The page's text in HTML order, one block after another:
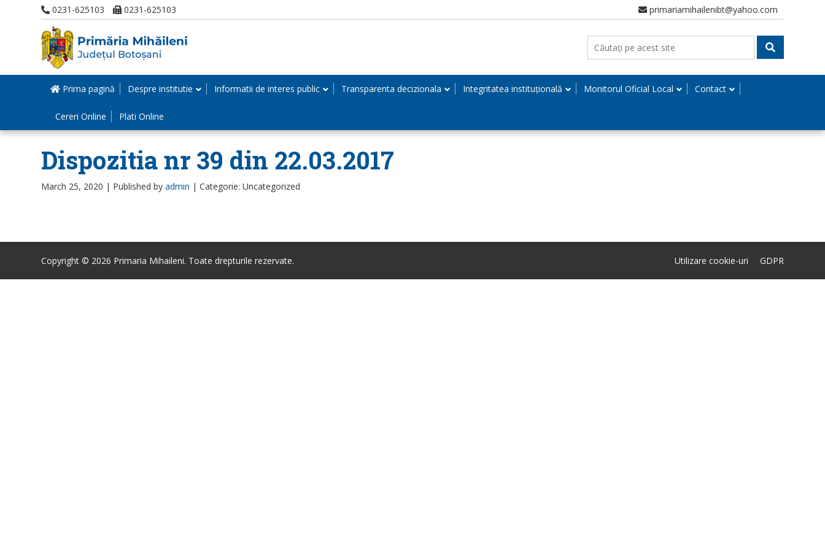
0231-625103 0231-625103 primariamihailenibt@yahoo.com
Prima pagină Despre institutie Informatii de interes public Transparenta decizionala Integritatea instituțională Monitorul Oficial Local Contact
Cereri Online Plati Online
Dispozitia nr 39 din 22.03.2017
March 25, 2020 | Published by admin | Categorie: Uncategorized
Copyright © 2026 Primaria Mihaileni. Toate drepturile rezervate. Utilizare cookie-uri GDPR